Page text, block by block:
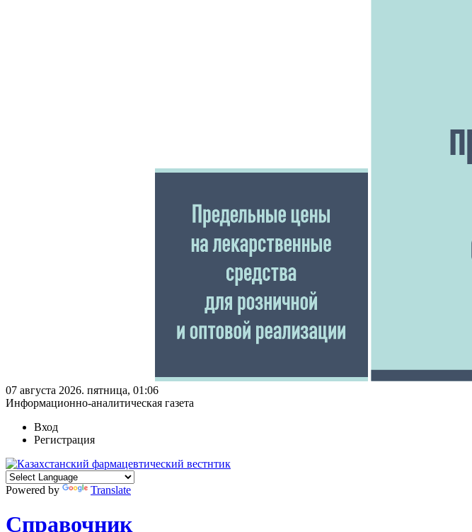
07 августа 2026. пятница, 01:06
Информационно-аналитическая газета
Вход
Регистрация
Powered by Translate
Справочник